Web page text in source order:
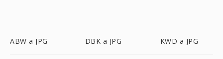
ABW a JPG DBK a JPG KWD a JPG